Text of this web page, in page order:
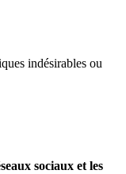
indésirables ou
sociaux et les